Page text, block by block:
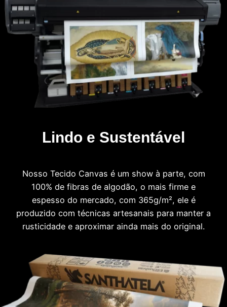
Lindo e Sustentável
Nosso Tecido Canvas é um show à parte, com
100% de fibras de algodão, o mais firme e
espesso do mercado, com 365g/m², ele é
produzido com técnicas artesanais para manter a
rusticidade e aproximar ainda mais do original.